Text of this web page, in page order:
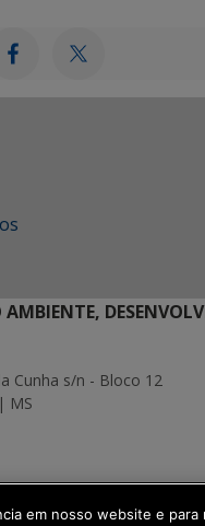
AMBIENTE,
Cunha s/n - Bloco 12
MS
Transformação
em nosso website e